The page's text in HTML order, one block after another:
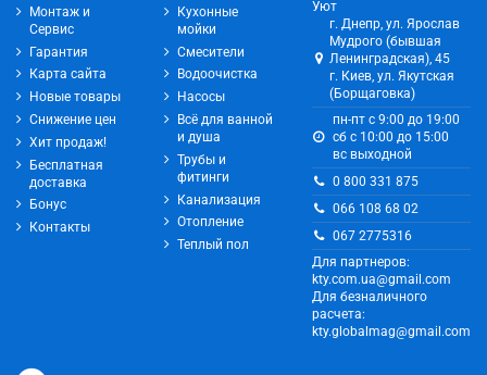
Монтаж и
Сервис
Гарантия
Карта сайта
Новые товары
Снижение цен
Хит продаж!
Бесплатная
доставка
Бонус
Контакты
Кухонные
мойки
Смесители
Водоочистка
Насосы
Всё для ванной
и душа
Трубы и
фитинги
Канализация
Отопление
Теплый пол
Уют
г. Днепр, ул. Ярослав
Мудрого (бывшая
Ленинградская), 45
г. Киев, ул. Якутская
(Борщаговка)
пн-пт с 9:00 до 19:00
сб с 10:00 до 15:00
вс выходной
0 800 331 875
066 108 68 02
067 2775316
Для партнеров:
kty.com.ua@gmail.com
Для безналичного
расчета:
kty.globalmag@gmail.com